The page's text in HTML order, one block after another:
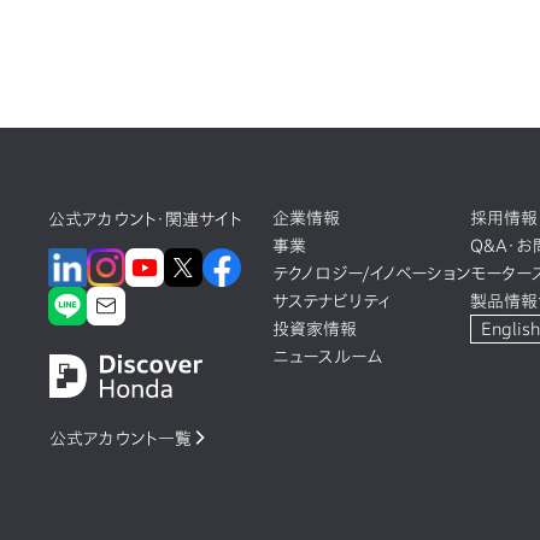
公式アカウント・関連サイト
公式アカウント一覧
企業情報
事業
テクノロジー/イノベーション
サステナビリティ
投資家情報
ニュースルーム
採用情報
Q&A・
モーター
製品情報
English